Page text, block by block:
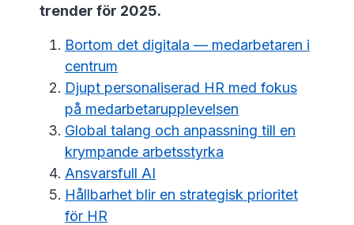
trender för 2025.
Bortom det digitala — medarbetaren i
centrum
Djupt personaliserad HR med fokus
på medarbetarupplevelsen
Global talang och anpassning till en
krympande arbetsstyrka
Ansvarsfull AI
Hållbarhet blir en strategisk prioritet
för HR